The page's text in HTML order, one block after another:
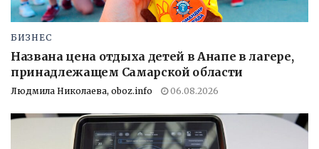
БИЗНЕС
Названа цена отдыха детей в Анапе в лагере,
принадлежащем Самарской области
Людмила Николаева, oboz.info 06.08.2026